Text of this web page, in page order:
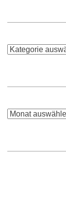
Kategorien
Archiv